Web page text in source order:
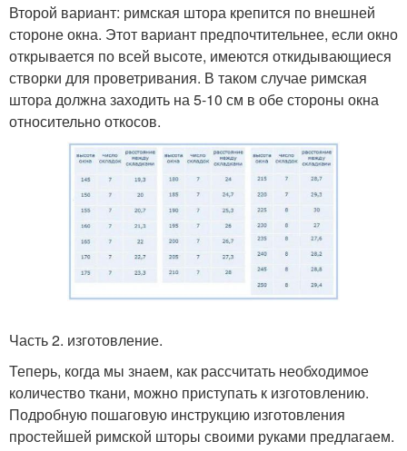
Второй вариант: римская штора крепится по внешней
стороне окна. Этот вариант предпочтительнее, если окно
открывается по всей высоте, имеются откидывающиеся
створки для проветривания. В таком случае римская
штора должна заходить на 5-10 см в обе стороны окна
относительно откосов.
Часть 2. изготовление.
Теперь, когда мы знаем, как рассчитать необходимое
количество ткани, можно приступать к изготовлению.
Подробную пошаговую инструкцию изготовления
простейшей римской шторы своими руками предлагаем.